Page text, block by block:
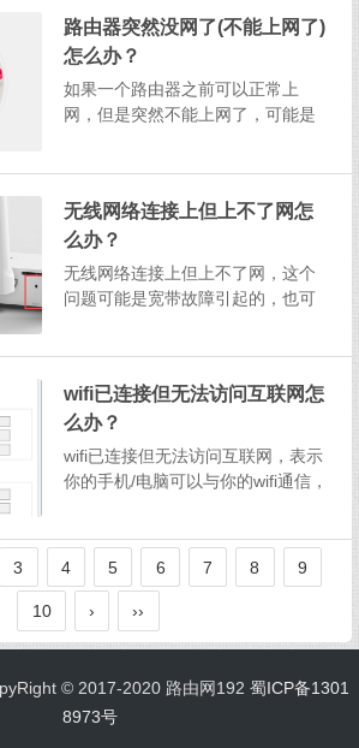
机，打开路由器的管理页面，然后
根据设置向导的提示，重新设置你
的路由器上网即可。1、首...
路由器突然没网了(不能上网了)
怎么办？
如果一个路由器之前可以正常上
网，但是突然不能上网了，可能是
运营商的客服电话，联系人工客
服，查询你家的宽带是否欠费了？
如果欠费，补交费用后，重启你家...
无线网络连接上但上不了网怎
么办？
无线网络连接上但上不了网，这个
问题可能是宽带故障引起的，也可
重新连接无线网络，看一下能不能
上网？2、如果路由器断电重启后，
连接无线网络后还是上不了网...
wifi已连接但无法访问互联网怎
么办？
wifi已连接但无法访问互联网，表示
你的手机/电脑可以与你的wifi通信，
的手机/电脑上网。解决办法：1.如
果所有的手机/电脑...
3 4 5 6 7 8 9
10 › ››
© 2017-2020 路由网192 蜀ICP备1301
8973号